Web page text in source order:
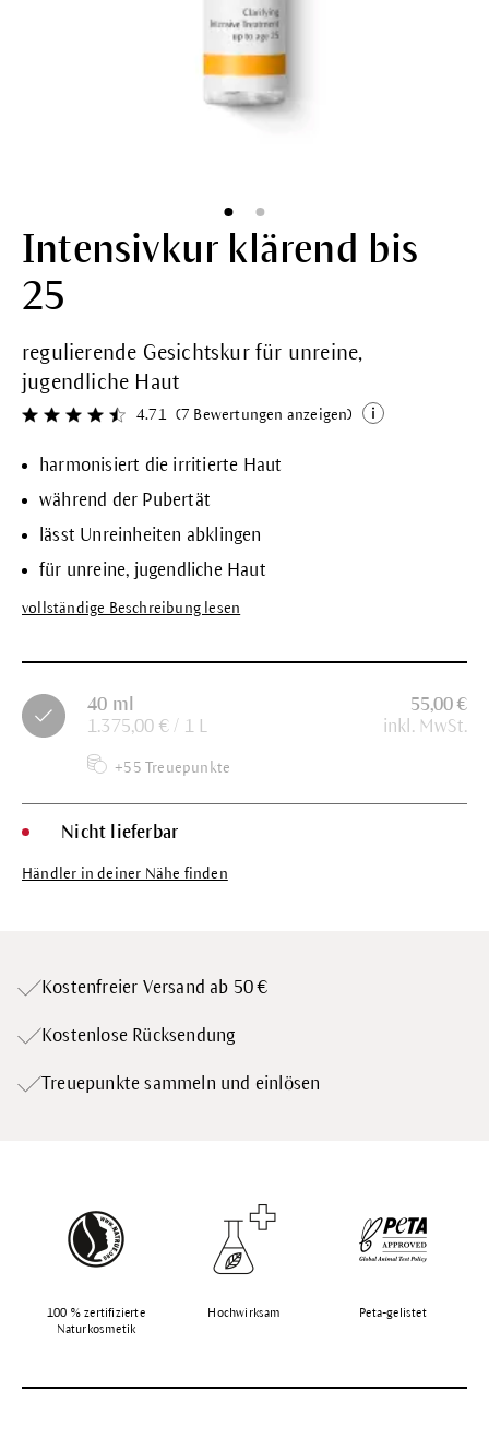
Intensivkur klärend bis
25
regulierende Gesichtskur für unreine,
jugendliche Haut
Durchschnittliche Bewertung von 4.7 von 5 Sternen
4.71 (7 Bewertungen anzeigen)
harmonisiert die irritierte Haut
während der Pubertät
lässt Unreinheiten abklingen
für unreine, jugendliche Haut
vollständige Beschreibung lesen
40 ml
1.375,00 € / 1 L
+55 Treuepunkte
55,00 €
inkl. MwSt.
Nicht lieferbar
Händler in deiner Nähe finden
Kostenfreier Versand ab 50 €
Kostenlose Rücksendung
Treuepunkte sammeln und einlösen
100 % zertifizierte
Naturkosmetik
Hochwirksam Peta-gelistet